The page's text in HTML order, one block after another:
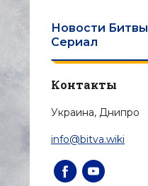
Новости Битвы
Сериал
Контакты
Украина, Днипро
info@bitva.wiki